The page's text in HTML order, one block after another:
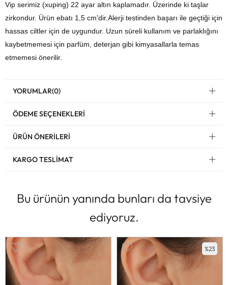
Vip serimiz (xuping) 22 ayar altın kaplamadır. Üzerinde ki taşlar
zirkondur. Ürün ebatı 1,5 cm'dir.Alerji testinden başarı ile geçtiği için
hassas ciltler için de uygundur. Uzun süreli kullanım ve parlaklığını
kaybetmemesi için parfüm, deterjan gibi kimyasallarla temas
etmemesi önerilir.
YORUMLAR(0)
ÖDEME SEÇENEKLERI
ÜRÜN ÖNERILERI
KARGO TESLIMAT
Bu ürünün yanında bunları da tavsiye
ediyoruz.
%23